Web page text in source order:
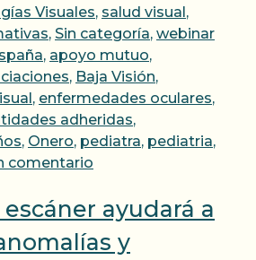
Visuales, salud visual,
, Sin categoría, webinar
, apoyo mutuo,
, Baja Visión,
, enfermedades oculares,
adheridas,
, Onero, pediatra, pediatria,
comentario
ayudará a
y